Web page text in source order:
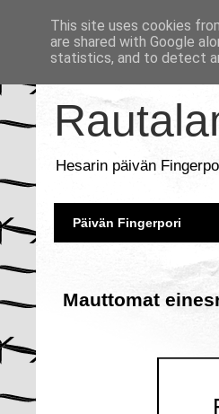
Hesarin päivän
Päivän Fingerpori
Mauttomat
This site uses cookies
are shared with Google
statistics, and to detect